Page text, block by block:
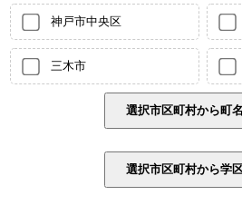
神戸市中央区
三木市